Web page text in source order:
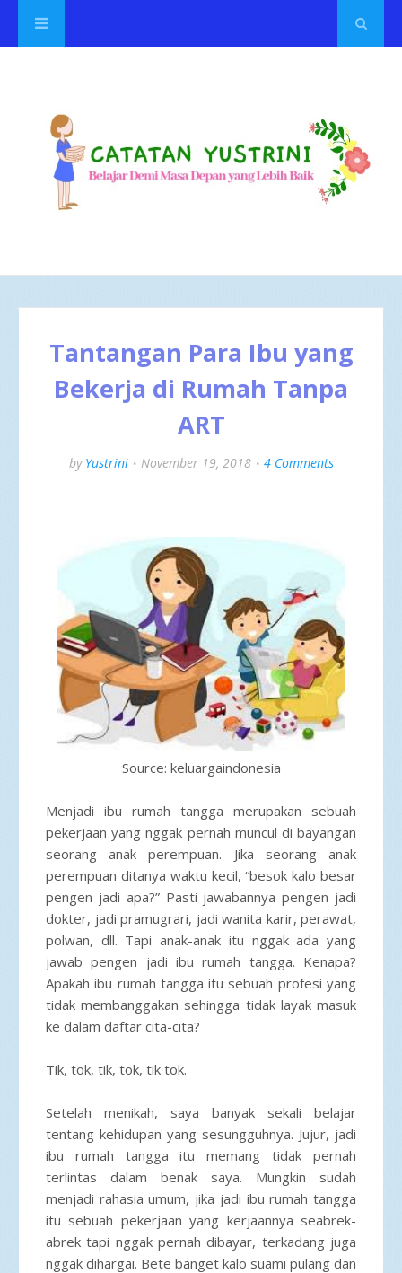
Tantangan Para Ibu yang
Bekerja di Rumah Tanpa
ART
by Yustrini November 19, 2018 4 Comments
Source: keluargaindonesia
Menjadi ibu rumah tangga merupakan sebuah
pekerjaan yang nggak pernah muncul di bayangan
seorang anak perempuan. Jika seorang anak
perempuan ditanya waktu kecil, “besok kalo besar
pengen jadi apa?” Pasti jawabannya pengen jadi
dokter, jadi pramugrari, jadi wanita karir, perawat,
polwan, dll. Tapi anak-anak itu nggak ada yang
jawab pengen jadi ibu rumah tangga. Kenapa?
Apakah ibu rumah tangga itu sebuah profesi yang
tidak membanggakan sehingga tidak layak masuk
ke dalam daftar cita-cita?
Tik, tok, tik, tok, tik tok.
Setelah menikah, saya banyak sekali belajar
tentang kehidupan yang sesungguhnya. Jujur, jadi
ibu rumah tangga itu memang tidak pernah
terlintas dalam benak saya. Mungkin sudah
menjadi rahasia umum, jika jadi ibu rumah tangga
itu sebuah pekerjaan yang kerjaannya seabrek-
abrek tapi nggak pernah dibayar, terkadang juga
nggak dihargai. Bete banget kalo suami pulang dan